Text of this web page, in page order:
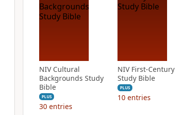
NIV Cultural
Backgrounds Study
Bible
PLUS
30 entries
NIV First-Century
Study Bible
PLUS
10 entries